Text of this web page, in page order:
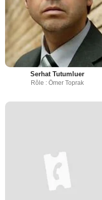
Serhat Tutumluer
Rôle : Ömer Toprak